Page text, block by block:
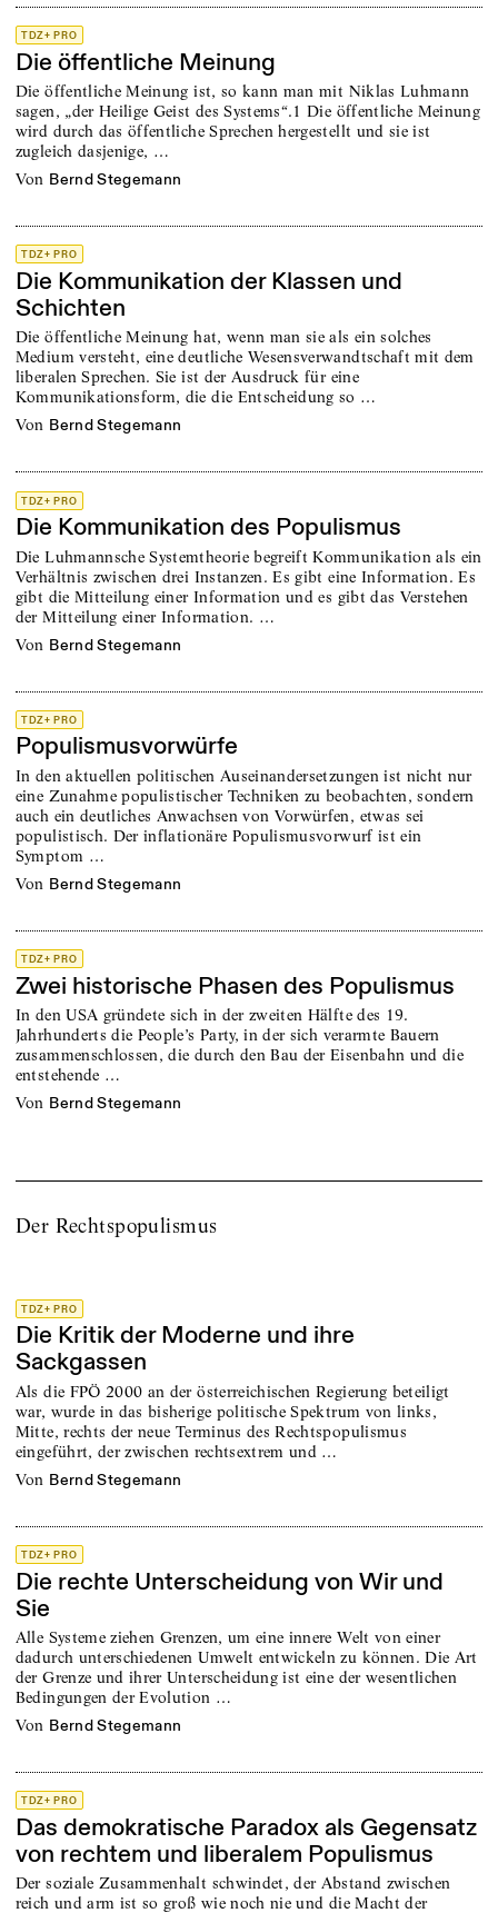
TDZ+ PRO
Die öffentliche Meinung
Die öffentliche Meinung ist, so kann man mit Niklas Luhmann
sagen, „der Heilige Geist des Systems“.1 Die öffentliche Meinung
wird durch das öffentliche Sprechen hergestellt und sie ist
zugleich dasjenige, …
von Bernd Stegemann
TDZ+ PRO
Die Kommunikation der Klassen und
Schichten
Die öffentliche Meinung hat, wenn man sie als ein solches
Medium versteht, eine deutliche Wesensverwandtschaft mit dem
liberalen Sprechen. Sie ist der Ausdruck für eine
Kommunikationsform, die die Entscheidung so …
von Bernd Stegemann
TDZ+ PRO
Die Kommunikation des Populismus
Die Luhmannsche Systemtheorie begreift Kommunikation als ein
Verhältnis zwischen drei Instanzen. Es gibt eine Information. Es
gibt die Mitteilung einer Information und es gibt das Verstehen
der Mitteilung einer Information. …
von Bernd Stegemann
TDZ+ PRO
Populismusvorwürfe
In den aktuellen politischen Auseinandersetzungen ist nicht nur
eine Zunahme populistischer Techniken zu beobachten, sondern
auch ein deutliches Anwachsen von Vorwürfen, etwas sei
populistisch. Der inflationäre Populismusvorwurf ist ein
Symptom …
von Bernd Stegemann
TDZ+ PRO
Zwei historische Phasen des Populismus
In den USA gründete sich in der zweiten Hälfte des 19.
Jahrhunderts die People’s Party, in der sich verarmte Bauern
zusammenschlossen, die durch den Bau der Eisenbahn und die
entstehende …
von Bernd Stegemann
Der Rechtspopulismus
TDZ+ PRO
Die Kritik der Moderne und ihre
Sackgassen
Als die FPÖ 2000 an der österreichischen Regierung beteiligt
war, wurde in das bisherige politische Spektrum von links,
Mitte, rechts der neue Terminus des Rechtspopulismus
eingeführt, der zwischen rechtsextrem und …
von Bernd Stegemann
TDZ+ PRO
Die rechte Unterscheidung von Wir und
Sie
Alle Systeme ziehen Grenzen, um eine innere Welt von einer
dadurch unterschiedenen Umwelt entwickeln zu können. Die Art
der Grenze und ihrer Unterscheidung ist eine der wesentlichen
Bedingungen der Evolution …
von Bernd Stegemann
TDZ+ PRO
Das demokratische Paradox als Gegensatz
von rechtem und liberalem Populismus
Der soziale Zusammenhalt schwindet, der Abstand zwischen
reich und arm ist so groß wie noch nie und die Macht der